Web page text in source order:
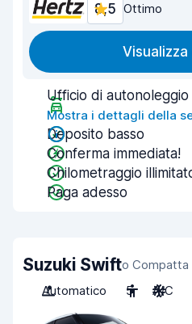
8,5 Ottimo
Ufficio di autonoleggio
Mostra i dettagli della
Deposito basso
Conferma immediata!
Chilometraggio
Paga adesso
Suzuki Swifto Compatta
Automatico
5 A/C